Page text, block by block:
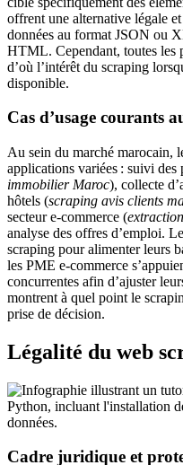
offrent une alternative légale
données au format JSON ou
HTML. Cependant, toutes les
d’où l’intérêt du scraping
disponible.
Cas d’usage courants
Au sein du marché marocain,
applications variées : suivi
immobilier Maroc), collecte
hôtels (scraping avis clients
secteur e‑commerce (
analyse des offres d’emploi.
scraping pour alimenter leurs
les PME e‑commerce
concurrentes afin d’ajuster
montrent à quel point le
prise de décision.
Légalité du web
Cadre juridique et